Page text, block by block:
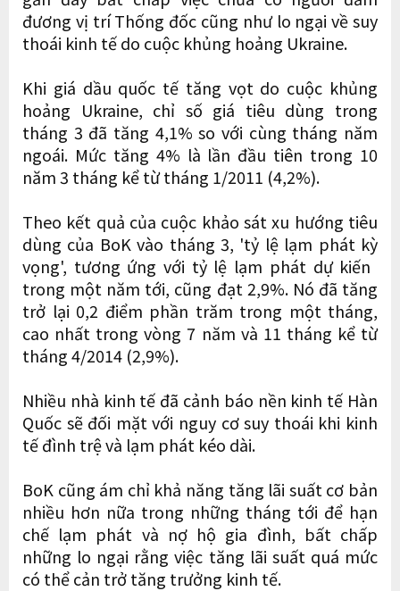
đương vị trí Thống đốc cũng như lo ngại về suy
thoái kinh tế do cuộc khủng hoảng Ukraine.
Khi giá dầu quốc tế tăng vọt do cuộc khủng
hoảng Ukraine, chỉ số giá tiêu dùng trong
tháng 3 đã tăng 4,1% so với cùng tháng năm
ngoái. Mức tăng 4% là lần đầu tiên trong 10
năm 3 tháng kể từ tháng 1/2011 (4,2%).
Theo kết quả của cuộc khảo sát xu hướng tiêu
dùng của BoK vào tháng 3, 'tỷ lệ lạm phát kỳ
vọng', tương ứng với tỷ lệ lạm phát dự kiến ​​
trong một năm tới, cũng đạt 2,9%. Nó đã tăng
trở lại 0,2 điểm phần trăm trong một tháng,
cao nhất trong vòng 7 năm và 11 tháng kể từ
tháng 4/2014 (2,9%).
Nhiều nhà kinh tế đã cảnh báo nền kinh tế Hàn
Quốc sẽ đối mặt với nguy cơ suy thoái khi kinh
tế đình trệ và lạm phát kéo dài.
BoK cũng ám chỉ khả năng tăng lãi suất cơ bản
nhiều hơn nữa trong những tháng tới để hạn
chế lạm phát và nợ hộ gia đình, bất chấp
những lo ngại rằng việc tăng lãi suất quá mức
có thể cản trở tăng trưởng kinh tế.